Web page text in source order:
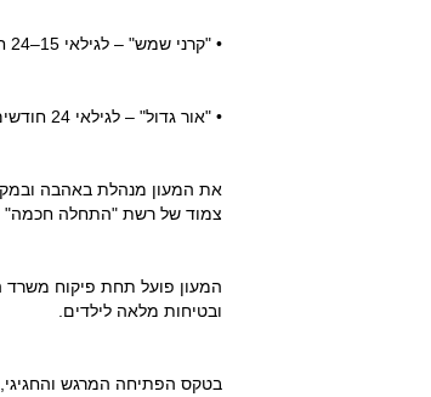
• "קרני שמש" – לגילאי 15–24 חודשים.
• "אור גדול" – לגילאי 24 חודשים ומעלה.
את המעון מנהלת באהבה
צמוד של רשת "התחלה חכמה"
המעון פועל תחת פיקוח
ובטיחות מלאה לילדים.
בטקס הפתיחה המרגש